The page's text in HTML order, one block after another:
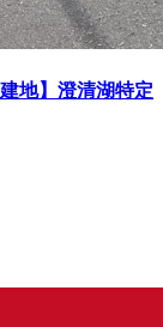
地】澄清湖特定